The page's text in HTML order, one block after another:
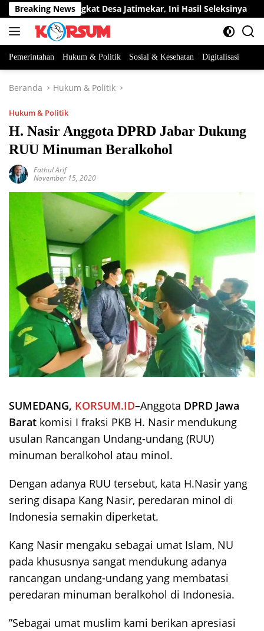
Langsung
ke
konten
Breaking News
Perangkat Desa Jatimekar, Ini Hasil Seleksinya
Pemerintahan Hukum & Politik Sosial & Kesehatan Digitalisasi
Beranda Hukum & Politik
Hukum & Politik
H. Nasir Anggota DPRD Jabar Dukung
RUU Minuman Beralkohol
Fathul Arif
November 15, 2020
SUMEDANG, KORSUM.ID–Anggota DPRD Jawa
Barat komisi I fraksi PKB H. Nasir mendukung
usulan Rancangan Undang-undang (RUU)
minuman beralkohol atau minol.
Dengan adanya RUU tersebut, kata H.Nasir yang
sering disapa Kang Nasir, peredaran minol di
Indonesia semakin diperketat.
Kang Nasir mengaku sebagai umat Islam, NU
pada khususnya sangat mendukung adanya
rancangan undang-undang yang membatasi
peredaran minuman beralkohol di Indonesia.
”Sebagai umat muslim kami berikan apresiasi